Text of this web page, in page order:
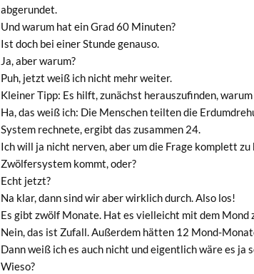
abgerundet.
Und warum hat ein Grad 60 Minuten?
Ist doch bei einer Stunde genauso.
Ja, aber warum?
Puh, jetzt weiß ich nicht mehr weiter.
Kleiner Tipp: Es hilft, zunächst herauszufinden,
Ha, das weiß ich: Die Menschen teilten die
System rechnete, ergibt das zusammen 24.
Ich will ja nicht nerven, aber um die Frage komplett
Zwölfersystem kommt, oder?
Echt jetzt?
Na klar, dann sind wir aber wirklich durch. Also los!
Es gibt zwölf Monate. Hat es vielleicht mit dem Mond
Nein, das ist Zufall. Außerdem hätten 12 Mond-
Dann weiß ich es auch nicht und eigentlich wäre es
Wieso?